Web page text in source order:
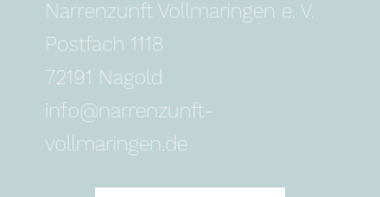
Narrenzunft Vollmaringen e. V.
Postfach 1118
72191 Nagold
info@narrenzunft-
vollmaringen.de